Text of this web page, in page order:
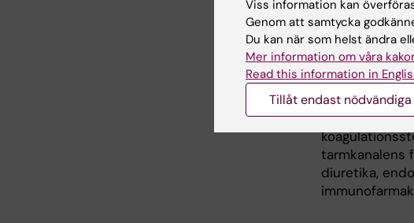
Moment 2
De viktigaste
huvudsakliga
Hjärt-
hjärtsjukdom,
tarmkanalens
diuretika,
Viss information kan
Genom att samtycka
Du kan när som helst ändra
Mer information om våra
Read this information in
Tillåt endast nödvändiga